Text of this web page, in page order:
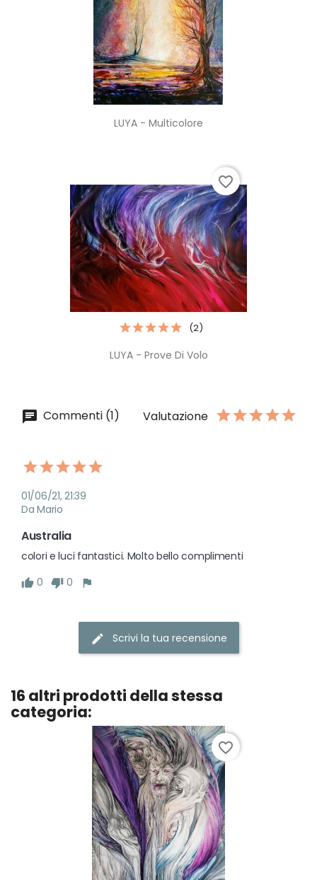
LUYA - Multicolore
LUYA - Prove Di Volo
(2)
favorite_border
Commenti (1) Valutazione
01/06/21, 21:39
Da Mario
Australia
colori e luci fantastici. Molto bello complimenti
0
0
Scrivi la tua recensione
16 altri prodotti della stessa
categoria:
favorite_border